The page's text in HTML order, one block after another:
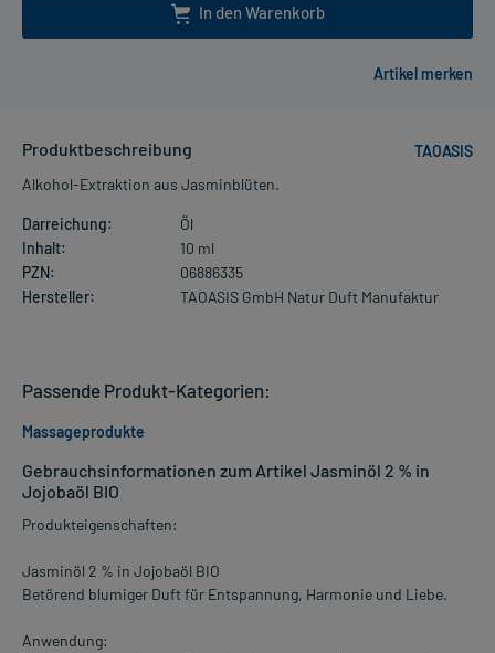
In den Warenkorb
Produktbeschreibung
TAOASIS
Alkohol-Extraktion aus Jasminblüten.
Darreichung:
Öl
Inhalt:
10 ml
PZN:
06886335
Hersteller:
TAOASIS GmbH Natur Duft Manufaktur
Gebrauchsinformationen zum Artikel Jasminöl 2 % in
Jojobaöl BIO
Produkteigenschaften:
Jasminöl 2 % in Jojobaöl BIO
Betörend blumiger Duft für Entspannung, Harmonie und Liebe.
Anwendung:
Passende Produkt-Kategorien:
Massageprodukte